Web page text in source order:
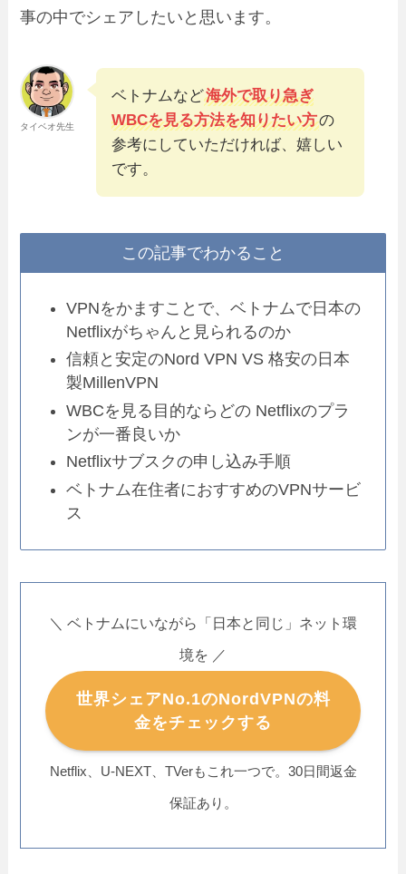
事の中でシェアしたいと思います。
タイベオ先生
ベトナムなど海外で取り急ぎ
WBCを見る方法を知りたい方の
参考にしていただければ、嬉しい
です。
この記事でわかること
VPNをかますことで、ベトナムで日本の
Netflixがちゃんと見られるのか
信頼と安定のNord VPN VS 格安の日本
製MillenVPN
WBCを見る目的ならどの Netflixのプラ
ンが一番良いか
Netflixサブスクの申し込み手順
ベトナム在住者におすすめのVPNサービ
ス
＼ ベトナムにいながら「日本と同じ」ネット環
境を ／
世界シェアNo.1のNordVPNの料
金をチェックする
Netflix、U-NEXT、TVerもこれ一つで。30日間返金
保証あり。